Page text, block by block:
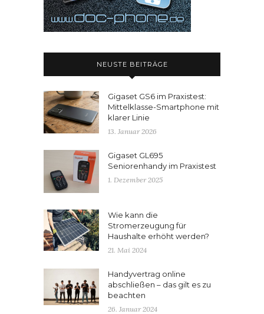
NEUSTE BEITRÄGE
Gigaset GS6 im Praxistest:
Mittelklasse-Smartphone mit
klarer Linie
13. Januar 2026
Gigaset GL695
Seniorenhandy im Praxistest
1. Dezember 2025
Wie kann die
Stromerzeugung für
Haushalte erhöht werden?
21. Mai 2024
Handyvertrag online
abschließen – das gilt es zu
beachten
26. Januar 2024